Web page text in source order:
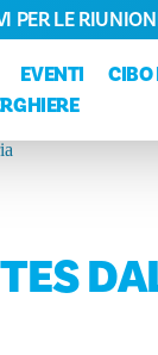
EVENTI CIBO
PER LE